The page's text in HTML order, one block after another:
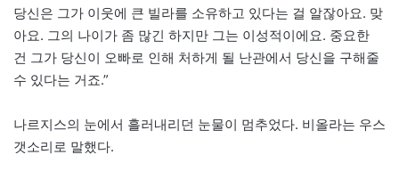
당신은 그가 이웃에 큰 빌라를 소유하고 있다는 걸 알잖아요. 맞
아요. 그의 나이가 좀 많긴 하지만 그는 이성적이에요. 중요한
건 그가 당신이 오빠로 인해 처하게 될 난관에서 당신을 구해줄
수 있다는 거죠.”
나르지스의 눈에서 흘러내리던 눈물이 멈추었다. 비올라는 우스
갯소리로 말했다.